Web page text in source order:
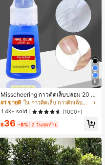
6
Misscheering กาวติดเล็บปลอม 20 กรั
ม แรงยึดสูง เจลสติกเกอร์เล็บนุ่ม แห้งเร็
ว เหมาะสำหรับผู้เริ่มต้นทำเล็บ ติดทนน
าน
#1 ขายดี
ใน กาวติดเล็บ กาวติดเล็บและสารยึดติด
1.4k+ sold
(1000+)
฿36 -8% 2 วันสุดท้าย